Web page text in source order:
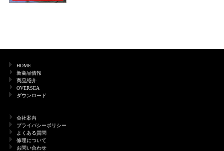
HOME
新商品情報
商品紹介
OVERSEA
ダウンロード
会社案内
プライバシーポリシー
よくある質問
修理について
お問い合わせ